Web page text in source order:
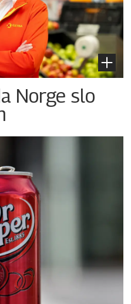
Norge slo